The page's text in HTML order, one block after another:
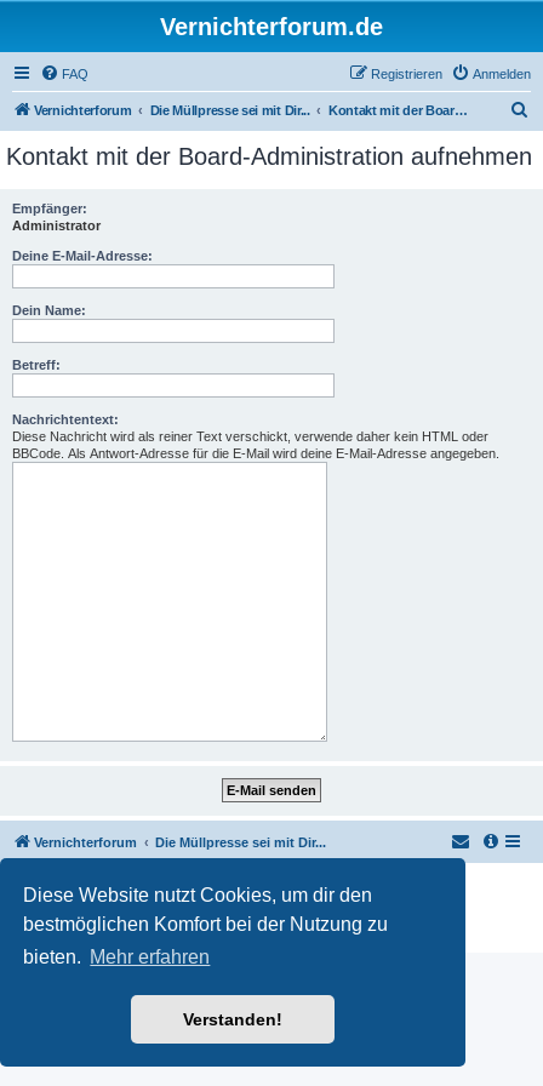
Diese Website nutzt Cookies, um dir den
bestmöglichen Komfort bei der Nutzung zu
bieten. Mehr erfahren
Verstanden!
Vernichterforum.de
FAQ Anmelden
Registrieren
Vernichterforum Die Müllpresse sei mit Dir... Kontakt mit der Board-Administration aufnehmen
c
Kontakt mit der Board-Administration aufnehmen
Empfänger:
Administrator
Deine E-Mail-Adresse:
Dein Name:
Betreff:
Nachrichtentext:
Diese Nachricht wird als reiner Text verschickt, verwende daher kein HTML oder
BBCode. Als Antwort-Adresse für die E-Mail wird deine E-Mail-Adresse angegeben.
Vernichterforum Die Müllpresse sei mit Dir...
Powered by phpBB
® Forum Software © phpBB Limited
Deutsche Übersetzung durch
Datenschutz|Nutzungsbedingungen